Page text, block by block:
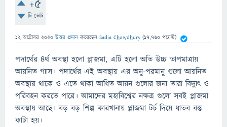
+5
টি ভোট
12 অক্টোবর 2020 উত্তর প্রদান করেছেন Sadia Chowdhury (17,760 পয়েন্ট)
পদার্থের ৪র্থ অবস্থা হলো প্লাজমা, এটি হলো অতি উচ্চ তাপমাত্রায়
আয়নিত গ্যাস। পদার্থের এই অবস্থায় এর অনু-পরমানু গুলো আয়নিত
অবস্থায় থাকে ও এতে থাকা আধিত আয়ন গুলোর জন্য তারা বিদ্যুৎ ও
পরিবহন করতে পারে। আমাদের মহাবিশ্বের নক্ষত্র গুলো সবই প্লাজমা
অবস্থায় আছে। বড় বড় শিল্প কারখানায় প্লাজমা টর্চ দিয়ে ধাতব বস্তু
কাটা হয়।